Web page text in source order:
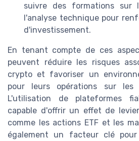
suivre des formations
l'analyse technique pour
d'investissement.
En tenant compte de ces
peuvent réduire les risques
crypto et favoriser un
pour leurs opérations sur les
L'utilisation de plateformes
capable d'offrir un effet de
comme les actions ETF et les
également un facteur clé